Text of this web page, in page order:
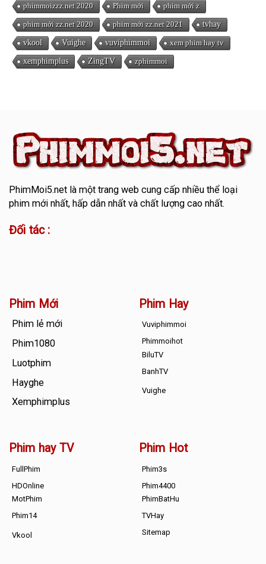
phimmoizzz.net 2020 Phim mới phim mới z
phim mới zz.net 2020 phim mới zz.net 2021 tvhay
vkool Vuighe vuviphimmoi xem phim hay tv
xemphimplus ZingTV zphimmoi
PhimMoi5.netlà một trang web cung cấp nhiều thể loại
phim mới nhất, hấp dẫn nhất và chất lượng cao nhất.
Đối tác :
Phim Mới
Phim lẻ mới
Phim1080
Luotphim
Hayghe
Xemphimplus
Phim Hay
Vuviphimmoi
Phimmoihot
BiluTV
BanhTV
Vuighe
Phim hay TV
FullPhim
HDOnline
MotPhim
Phim14
Vkool
Phim Hot
Phim3s
Phim4400
PhimBatHu
TVHay
Sitemap